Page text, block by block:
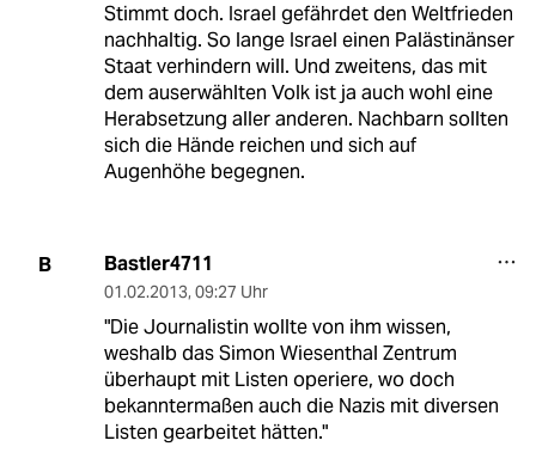
Stimmt doch. Israel gefährdet den Weltfrieden
nachhaltig. So lange Israel einen Palästinänser
Staat verhindern will. Und zweitens, das mit
dem auserwählten Volk ist ja auch wohl eine
Herabsetzung aller anderen. Nachbarn sollten
sich die Hände reichen und sich auf
Augenhöhe begegnen.
B Bastler4711
01.02.2013, 09:27 Uhr
"Die Journalistin wollte von ihm wissen,
weshalb das Simon Wiesenthal Zentrum
überhaupt mit Listen operiere, wo doch
bekanntermaßen auch die Nazis mit diversen
Listen gearbeitet hätten."